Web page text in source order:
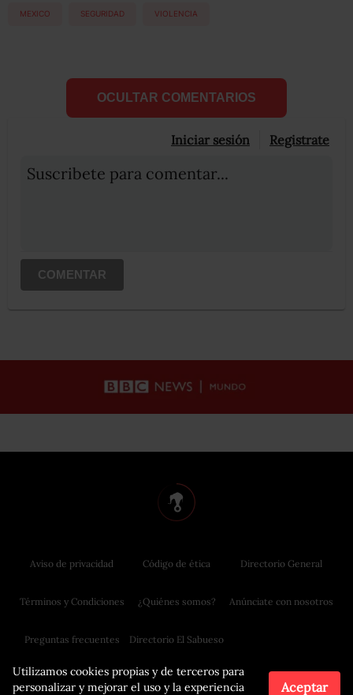
MEXICO SEGURIDAD VIOLENCIA
OCULTAR COMENTARIOS
Iniciar sesión Registrate
Suscribete para comentar...
COMENTAR
Utilizamos cookies propias y de terceros para
personalizar y mejorar el uso y la experiencia
Aceptar
Aviso de privacidad
Términos y Condiciones
Preguntas frecuentes
Código de ética
¿Quiénes somos?
Directorio El Sabueso
Directorio General
Anúnciate con nosotros